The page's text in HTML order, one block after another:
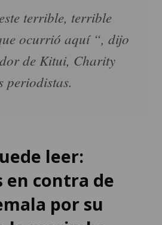
terrible, terrible
ocurrió aquí “, dijo
de Kitui, Charity
periodistas.
leer:
en contra de
por su